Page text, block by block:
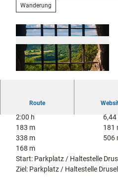
und
Festiv
als
docum
enta
en
Art
Parks
und
Gärten
und
und
Wanderung
Route
2:00 h
183 m
181
338 m
506
168 m
Start: Parkplatz / Haltestelle
Ziel: Parkplatz / Haltestelle